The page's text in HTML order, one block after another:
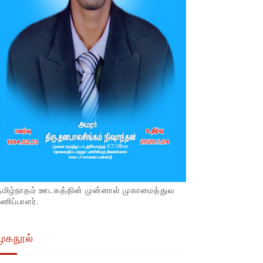
ஊடகத்தின் முன்னாள் முகாமைத்துவ